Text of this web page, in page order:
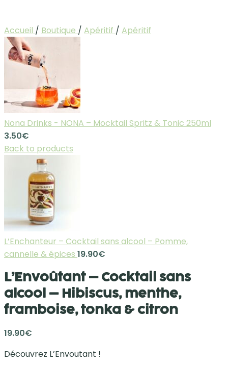
Accueil / Boutique / Apéritif / Apéritif
Nona Drinks - NONA – Mocktail Spritz & Tonic 250ml
3.50€
Back to products
L’Enchanteur – Cocktail sans alcool – Pomme,
cannelle & épices 19.90€
L’Envoûtant – Cocktail sans
alcool – Hibiscus, menthe,
framboise, tonka & citron
19.90€
Découvrez L’Envoutant !